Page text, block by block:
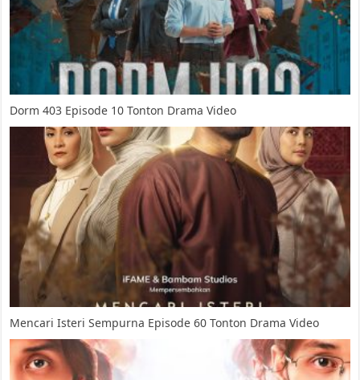
Dorm 403 Episode 10 Tonton Drama Video
Mencari Isteri Sempurna Episode 60 Tonton Drama Video